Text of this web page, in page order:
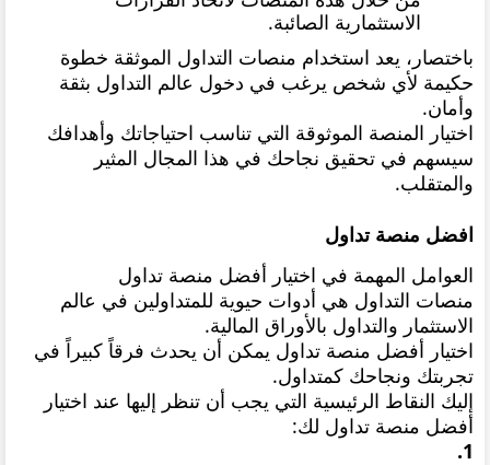
الاستثمارية الصائبة.
باختصار، يعد استخدام منصات التداول الموثقة خطوة
حكيمة لأي شخص يرغب في دخول عالم التداول بثقة
وأمان.
اختيار المنصة الموثوقة التي تناسب احتياجاتك وأهدافك
سيسهم في تحقيق نجاحك في هذا المجال المثير
والمتقلب.
افضل منصة تداول
العوامل المهمة في اختيار أفضل منصة تداول
منصات التداول هي أدوات حيوية للمتداولين في عالم
الاستثمار والتداول بالأوراق المالية.
اختيار أفضل منصة تداول يمكن أن يحدث فرقاً كبيراً في
تجربتك ونجاحك كمتداول.
إليك النقاط الرئيسية التي يجب أن تنظر إليها عند اختيار
أفضل منصة تداول لك:
1.